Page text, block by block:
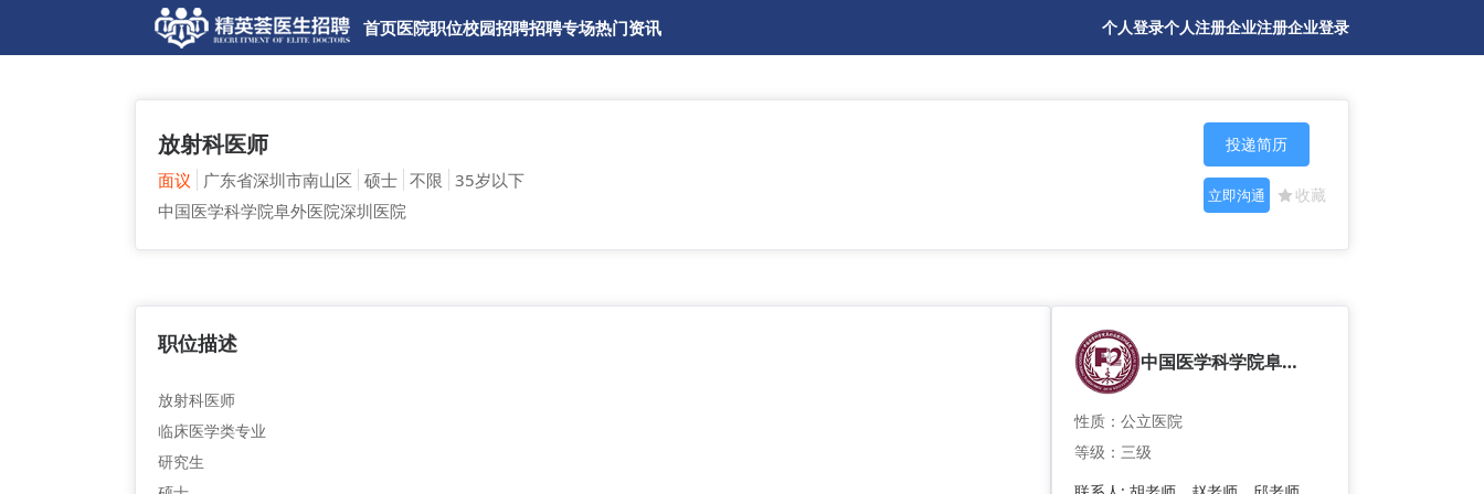
首页医院职位校园招聘招聘专场热门资讯 个人登录个人注册企业注册企业登录
放射科医师
面议 广东省深圳市南山区 硕士 不限 35岁以下
中国医学科学院阜外医院深圳医院
投递简历
立即沟通 收藏
职位描述
放射科医师
临床医学类专业
研究生
中国医学科学院阜外医院深圳医院
性质：公立医院
等级：三级